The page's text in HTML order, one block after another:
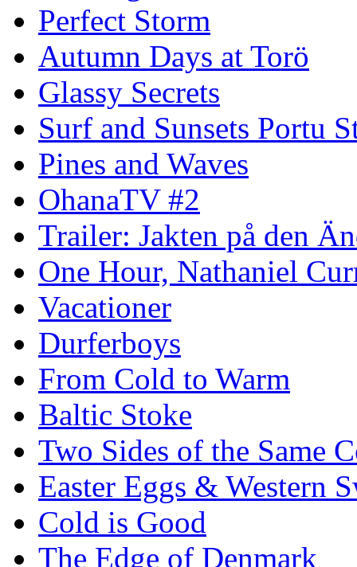
Perfect Storm
Autumn Days at Torö
Glassy Secrets
Surf and Sunsets Portu
Pines and Waves
OhanaTV #2
Trailer: Jakten på den
One Hour, Nathaniel
Vacationer
Durferboys
From Cold to Warm
Baltic Stoke
Two Sides of the Same
Easter Eggs & Western
Cold is Good
The Edge of Denmark